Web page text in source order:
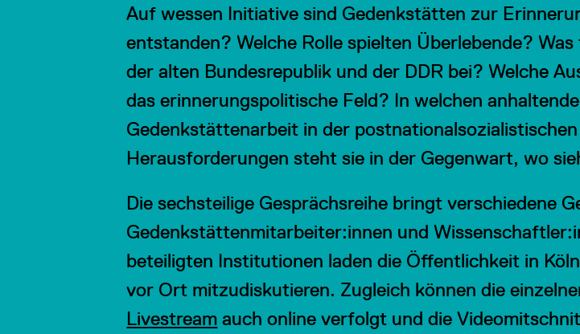
Auf wessen Initiative sind Gedenkstätten zur
entstanden? Welche Rolle spielten Überlebende?
der alten Bundesrepublik und der DDR bei? Welche
das erinnerungspolitische Feld? In welchen
Gedenkstättenarbeit in der
Herausforderungen steht sie in der Gegenwart, wo
Die sechsteilige Gesprächsreihe bringt verschiedene
Gedenkstättenmitarbeiter:innen und
beteiligten Institutionen laden die Öffentlichkeit in
vor Ort mitzudiskutieren. Zugleich können die
Livestream auch online verfolgt und die